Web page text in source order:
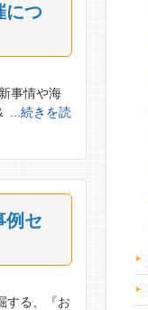
につ
事情や海
...続きを読
例セ
する、『お